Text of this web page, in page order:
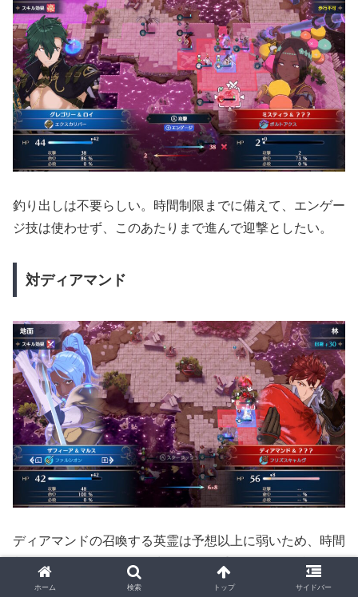
釣り出しは不要らしい。時間制限までに備えて、エンゲー
ジ技は使わせず、このあたりまで進んで迎撃としたい。
対ディアマンド
ディアマンドの召喚する英霊は予想以上に弱いため、時間
制限に備えてかなり前に出ることが重要。この付近から、
敵の召喚増援は塞ぐ必要はない。
ホーム 検索 トップ サイドバー